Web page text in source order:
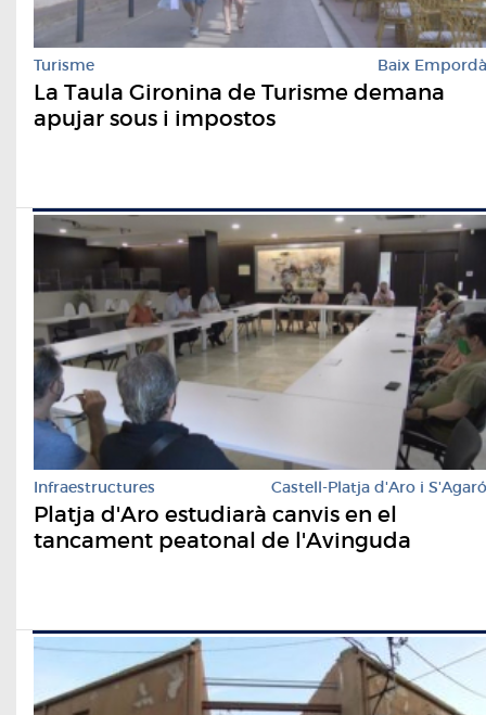
Turisme Baix Empordà
La Taula Gironina de Turisme demana
apujar sous i impostos
Infraestructures Castell-Platja d'Aro i S'Agaró
Platja d'Aro estudiarà canvis en el
tancament peatonal de l'Avinguda